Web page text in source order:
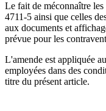
Le fait de méconnaître
4711-5 ainsi que celles
aux documents et
prévue pour les
L'amende est appliquée
employées dans des
titre du présent article.